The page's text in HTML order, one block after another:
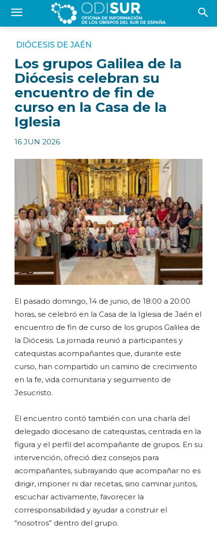
DIÓCESIS DE JAÉN
Los grupos Galilea de la
Diócesis celebran su
encuentro de fin de
curso en la Casa de la
Iglesia
16 JUN 2026
El pasado domingo, 14 de junio, de 18:00 a 20:00
horas, se celebró en la Casa de la Iglesia de Jaén el
encuentro de fin de curso de los grupos Galilea de
la Diócesis. La jornada reunió a participantes y
catequistas acompañantes que, durante este
curso, han compartido un camino de crecimiento
en la fe, vida comunitaria y seguimiento de
Jesucristo.
El encuentro contó también con una charla del
delegado diocesano de catequistas, centrada en la
figura y el perfil del acompañante de grupos. En su
intervención, ofreció diez consejos para
acompañantes, subrayando que acompañar no es
dirigir, imponer ni dar recetas, sino caminar juntos,
escuchar activamente, favorecer la
corresponsabilidad y ayudar a construir el
“nosotros” dentro del grupo.